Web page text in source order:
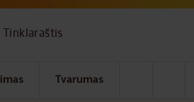
Tinklaraštis
Tvarumas